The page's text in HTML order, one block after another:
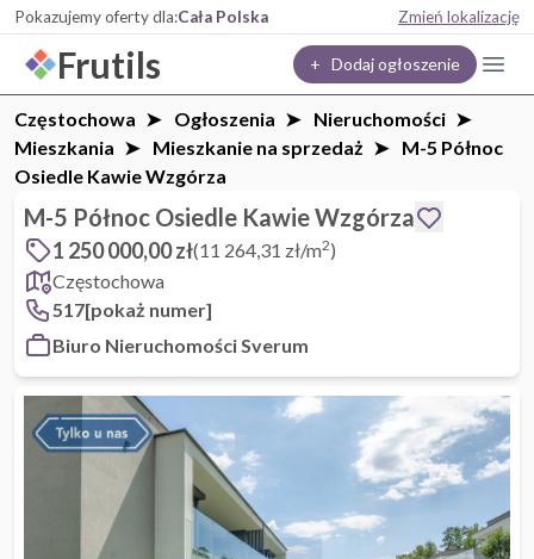
Pokazujemy oferty dla:Cała Polska Zmień lokalizację
Frutils + Dodaj ogłoszenie
Częstochowa Ogłoszenia
Nieruchomości
Mieszkania
Mieszkanie na sprzedaż
M-5 Północ
Osiedle Kawie Wzgórza
M-5 Północ Osiedle Kawie Wzgórza
1 250 000,00 zł(11 264,31 zł/m2)
Częstochowa
517[pokaż numer]
Biuro Nieruchomości Sverum
1 / 20